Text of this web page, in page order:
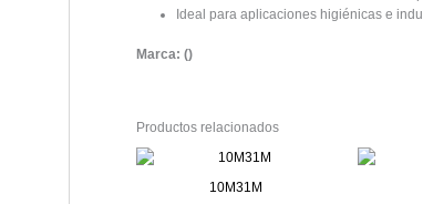
Ideal para aplicaciones higiénicas e
Marca: ()
Productos relacionados
10M31M